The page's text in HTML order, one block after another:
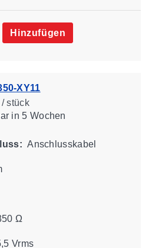
Hinzufügen
XY11
stück
in 5 Wochen
Anschlusskabel
Ω
Vrms